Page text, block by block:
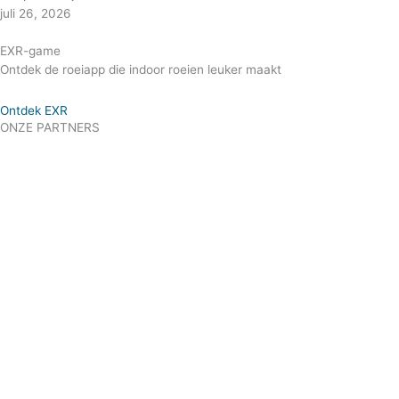
juli 26, 2026
EXR-game
Ontdek de roeiapp die indoor roeien leuker maakt
Ontdek EXR
ONZE PARTNERS